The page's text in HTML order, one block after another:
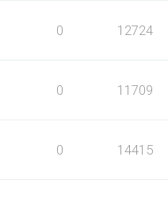
0 12724
0 11709
0 14415